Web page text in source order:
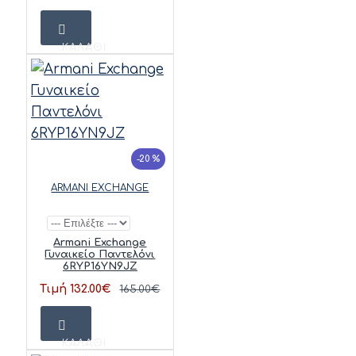
ΚΑΛΆΘΙ
-20 %
ARMANI EXCHANGE
Armani Exchange
Γυναικείο Παντελόνι
6RYP16YN9JZ
Τιμή 132.00€ 165.00€
ΚΑΛΆΘΙ